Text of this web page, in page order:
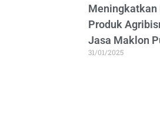
Meningkatkan
Produk
Jasa Maklon
31/01/2025